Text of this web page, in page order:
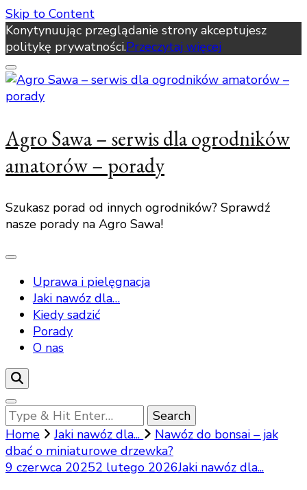
Skip to Content
Konytynuując przeglądanie strony akceptujesz
politykę prywatności.Przeczytaj więcej
Agro Sawa – serwis dla ogrodników
amatorów – porady
Szukasz porad od innych ogrodników? Sprawdź
nasze porady na Agro Sawa!
Uprawa i pielęgnacja
Jaki nawóz dla…
Kiedy sadzić
Porady
O nas
Looking
for
Something?
Home Jaki nawóz dla...
Nawóz do bonsai – jak
dbać o miniaturowe drzewka?
9 czerwca 20252 lutego 2026Jaki nawóz dla...